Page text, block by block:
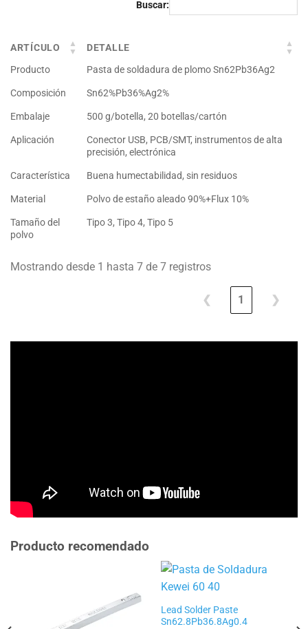
Buscar:
ARTÍCULO
DETALLE
Producto
Pasta de soldadura de plomo Sn62Pb36Ag2
Composición
Sn62%Pb36%Ag2%
Embalaje
500 g/botella, 20 botellas/cartón
Aplicación
Conector USB, PCB/SMT, instrumentos de alta
precisión, electrónica
Característica
Buena humectabilidad, sin residuos
Material
Polvo de estaño aleado 90%+Flux 10%
Tamaño del
polvo
Tipo 3, Tipo 4, Tipo 5
Mostrando desde 1 hasta 7 de 7 registros
❮ 1 ❯
Producto recomendado
Lead Solder Paste
Sn62.8Pb36.8Ag0.4